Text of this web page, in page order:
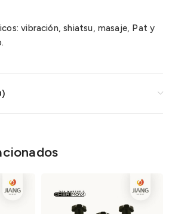
vibración, shiatsu, masaje, Pat y